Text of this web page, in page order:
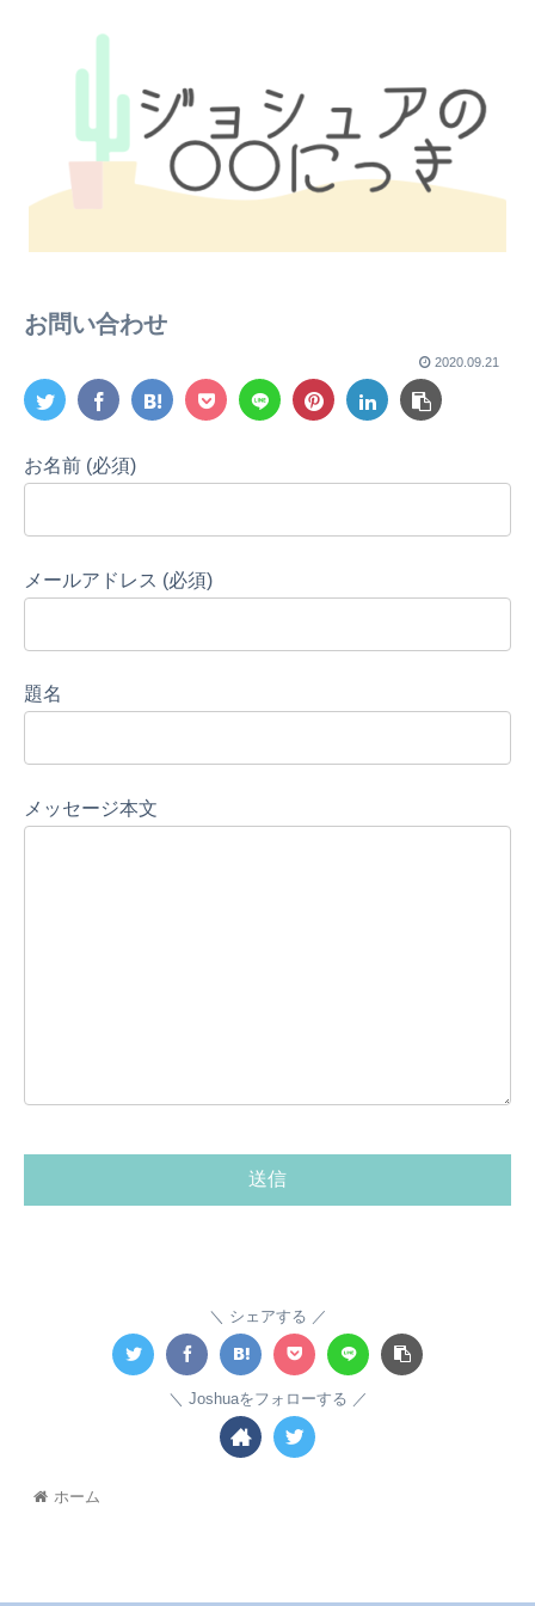
お問い合わせ
2020.09.21
お名前 (必須)
メールアドレス (必須)
題名
メッセージ本文
シェアする
Joshuaをフォローする
ホーム